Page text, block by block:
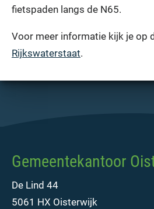
fietspaden langs de N65.
Voor meer informatie kijk je op
Rijkswaterstaat.
Gemeentekantoor
De Lind 44
5061 HX Oisterwijk